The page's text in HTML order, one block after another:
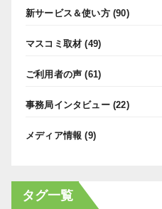
新サービス＆使い方(90)
マスコミ取材 (49)
ご利用者の声 (61)
事務局インタビュー(22)
メディア情報 (9)
タグ一覧